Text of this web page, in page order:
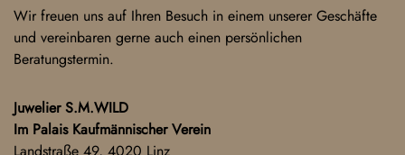
Wir freuen uns auf Ihren Besuch in einem unserer Geschäfte
und vereinbaren gerne auch einen persönlichen
Beratungstermin.
Juwelier S.M.WILD
Im Palais Kaufmännischer Verein